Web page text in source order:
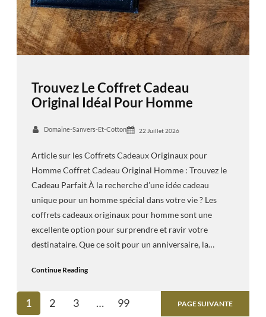
Trouvez Le Coffret Cadeau
Original Idéal Pour Homme
Domaine-Sanvers-Et-Cotton 22 Juillet 2026
Article sur les Coffrets Cadeaux Originaux pour
Homme Coffret Cadeau Original Homme : Trouvez le
Cadeau Parfait À la recherche d’une idée cadeau
unique pour un homme spécial dans votre vie ? Les
coffrets cadeaux originaux pour homme sont une
excellente option pour surprendre et ravir votre
destinataire. Que ce soit pour un anniversaire, la…
Continue Reading
1 2 3 … 99 PAGE SUIVANTE